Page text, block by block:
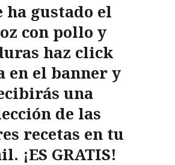
ha gustado el
con pollo y
haz click
en el banner y
una
de las
recetas en tu
¡ES GRATIS!